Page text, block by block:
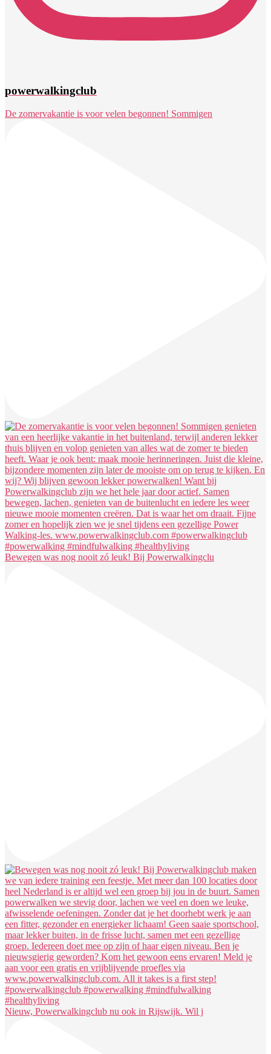
powerwalkingclub
De zomervakantie is voor velen begonnen! Sommigen
Bewegen was nog nooit zó leuk! Bij Powerwalkingclu
Nieuw, Powerwalkingclub nu ook in Rijswijk. Wil j